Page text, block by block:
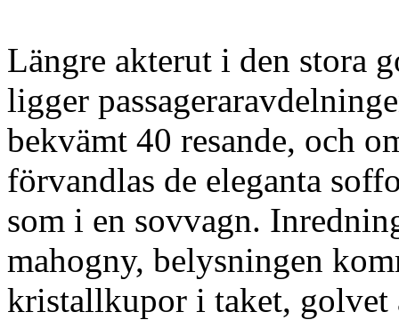
Längre akterut i den stora
ligger
bekvämt 40 resande, och
förvandlas de eleganta
som i en sovvagn.
mahogny, belysningen
kristallkupor i taket, golvet